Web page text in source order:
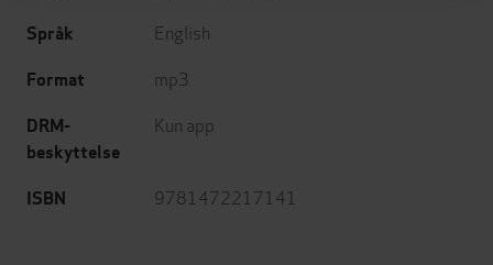
Språk English
Format mp3
DRM-
beskyttelse
Kun app
ISBN 9781472217141